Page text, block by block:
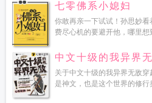
七零佛系小媳妇
你敢再亲一下试试！孙思妙
费尽心机的要避开他，哪里
中文十级的我异界
关于中文十级的我异界无敌
是神文，也是这个世界的修